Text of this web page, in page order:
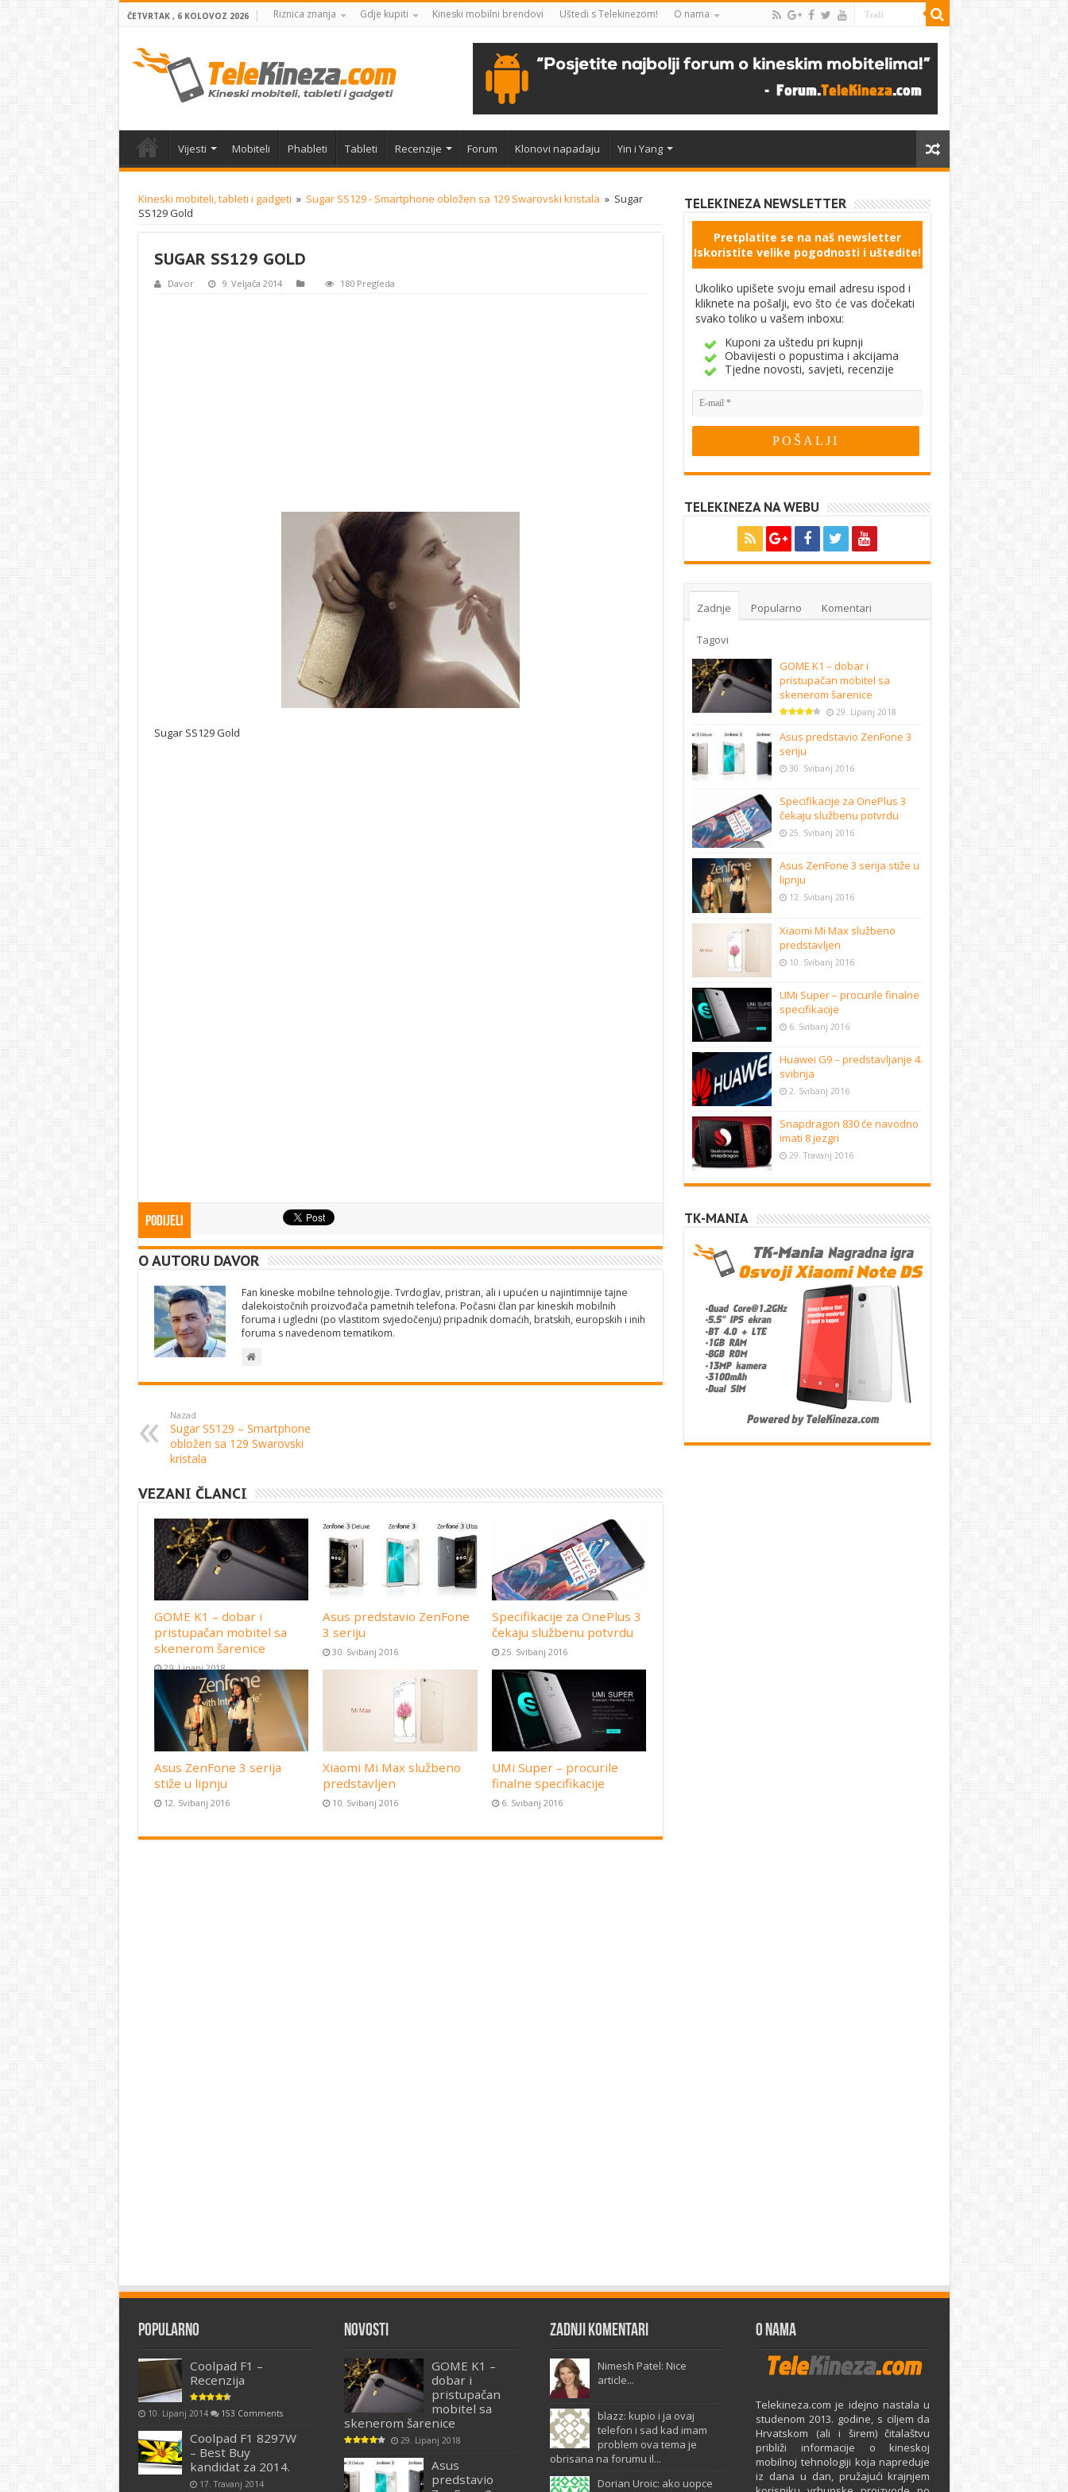
ČETVRTAK , 6 KOLOVOZ 2026 Riznica znanja Gdje kupiti Kineski mobilni brendovi Uštedi s Telekinezom! O nama
Vijesti Mobiteli Phableti Tableti Recenzije Forum Klonovi napadaju Yin i Yang
Kineski mobiteli, tableti i gadgeti » Sugar SS129 - Smartphone obložen sa 129 Swarovski kristala » Sugar
SS129 Gold
SUGAR SS129 GOLD
Davor 9. Veljača 2014 180 Pregleda
Sugar SS129 Gold
Podijeli
O AUTORU DAVOR
Fan kineske mobilne tehnologije. Tvrdoglav, pristran, ali i upućen u najintimnije tajne
dalekoistočnih proizvođača pametnih telefona. Počasni član par kineskih mobilnih
foruma i ugledni (po vlastitom svjedočenju) pripadnik domaćih, bratskih, europskih i inih
foruma s navedenom tematikom.
Nazad
Sugar SS129 – Smartphone
obložen sa 129 Swarovski
kristala
VEZANI ČLANCI
GOME K1 – dobar i
pristupačan mobitel sa
skenerom šarenice
29. Lipanj 2018
Asus predstavio ZenFone
3 seriju
30. Svibanj 2016
Specifikacije za OnePlus 3
čekaju službenu potvrdu
25. Svibanj 2016
Asus ZenFone 3 serija
stiže u lipnju
12. Svibanj 2016
Xiaomi Mi Max službeno
predstavljen
10. Svibanj 2016
UMi Super – procurile
finalne specifikacije
6. Svibanj 2016
TELEKINEZA NEWSLETTER
Pretplatite se na naš newsletter
Iskoristite velike pogodnosti i uštedite!
Ukoliko upišete svoju email adresu ispod i
kliknete na pošalji, evo što će vas dočekati
svako toliko u vašem inboxu:
Kuponi za uštedu pri kupnji
Obavijesti o popustima i akcijama
Tjedne novosti, savjeti, recenzije
TELEKINEZA NA WEBU
Zadnje Popularno Komentari
Tagovi
GOME K1 – dobar i
pristupačan mobitel sa
skenerom šarenice
29. Lipanj 2018
Asus predstavio ZenFone 3
seriju
30. Svibanj 2016
Specifikacije za OnePlus 3
čekaju službenu potvrdu
25. Svibanj 2016
Asus ZenFone 3 serija stiže u
lipnju
12. Svibanj 2016
Xiaomi Mi Max službeno
predstavljen
10. Svibanj 2016
UMi Super – procurile finalne
specifikacije
6. Svibanj 2016
Huawei G9 – predstavljanje 4.
svibnja
2. Svibanj 2016
Snapdragon 830 će navodno
imati 8 jezgri
29. Travanj 2016
TK-MANIA
Popularno
Coolpad F1 –
Recenzija
10. Lipanj 2014 153 Comments
Coolpad F1 8297W
– Best Buy
kandidat za 2014.
17. Travanj 2014
Novosti
GOME K1 –
dobar i
pristupačan
mobitel sa
skenerom šarenice
29. Lipanj 2018
Asus
predstavio
Zadnji komentari
Nimesh Patel: Nice
article...
blazz: kupio i ja ovaj
telefon i sad kad imam
problem ova tema je
obrisana na forumu il...
Dorian Uroic: ako uopce
O Nama
Telekineza.com je idejno nastala u
studenom 2013. godine, s ciljem da
Hrvatskom (ali i širem) čitalaštvu
približi informacije o kineskoj
mobilnoj tehnologiji koja napreduje
iz dana u dan, pružajući krajnjem